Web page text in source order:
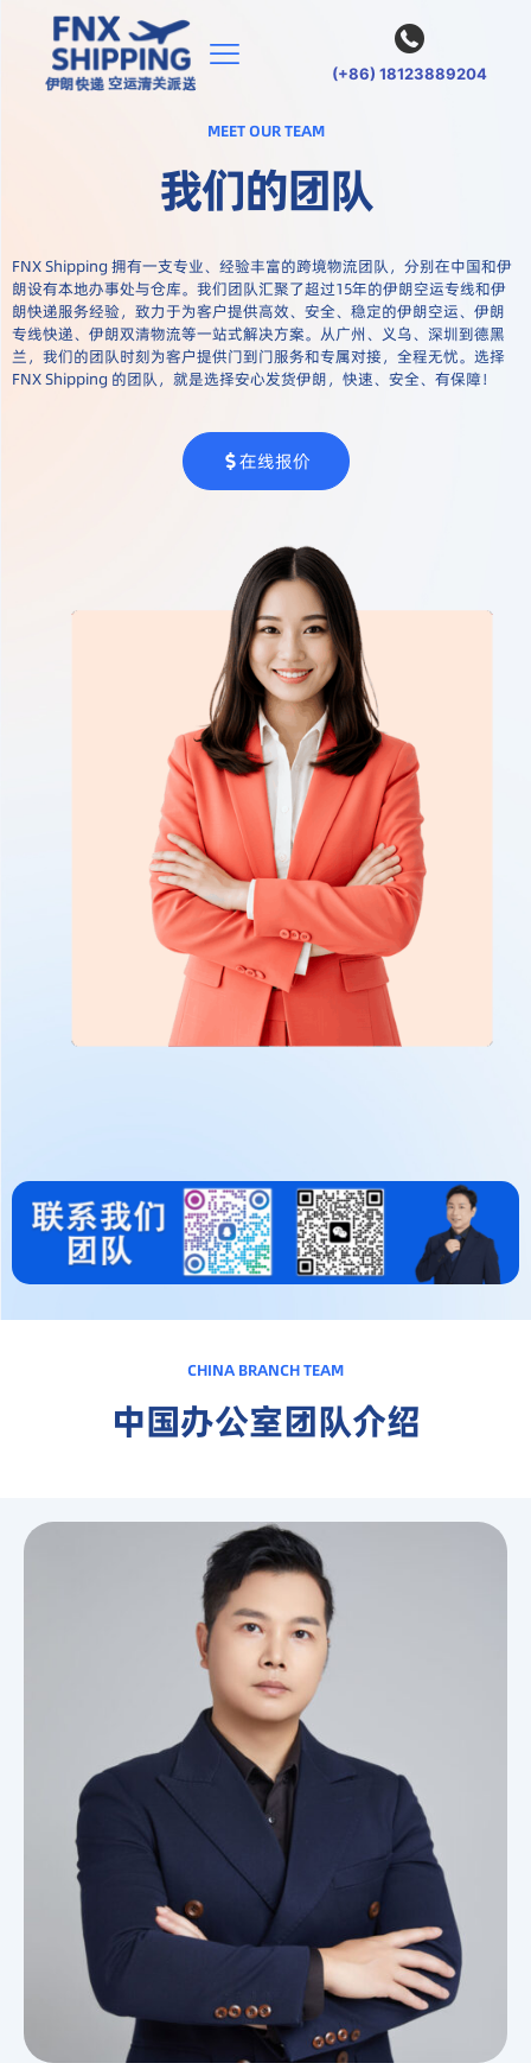
(+86) 18123889204
MEET OUR TEAM
我们的团队
FNX Shipping 拥有一支专业、经验丰富的跨境物流团队，分别在中国和伊
朗设有本地办事处与仓库。我们团队汇聚了超过15年的伊朗空运专线和伊
朗快递服务经验，致力于为客户提供高效、安全、稳定的伊朗空运、伊朗
专线快递、伊朗双清物流等一站式解决方案。从广州、义乌、深圳到德黑
兰，我们的团队时刻为客户提供门到门服务和专属对接，全程无忧。选择
FNX Shipping 的团队，就是选择安心发货伊朗，快速、安全、有保障！
在线报价
CHINA BRANCH TEAM
中国办公室团队介绍